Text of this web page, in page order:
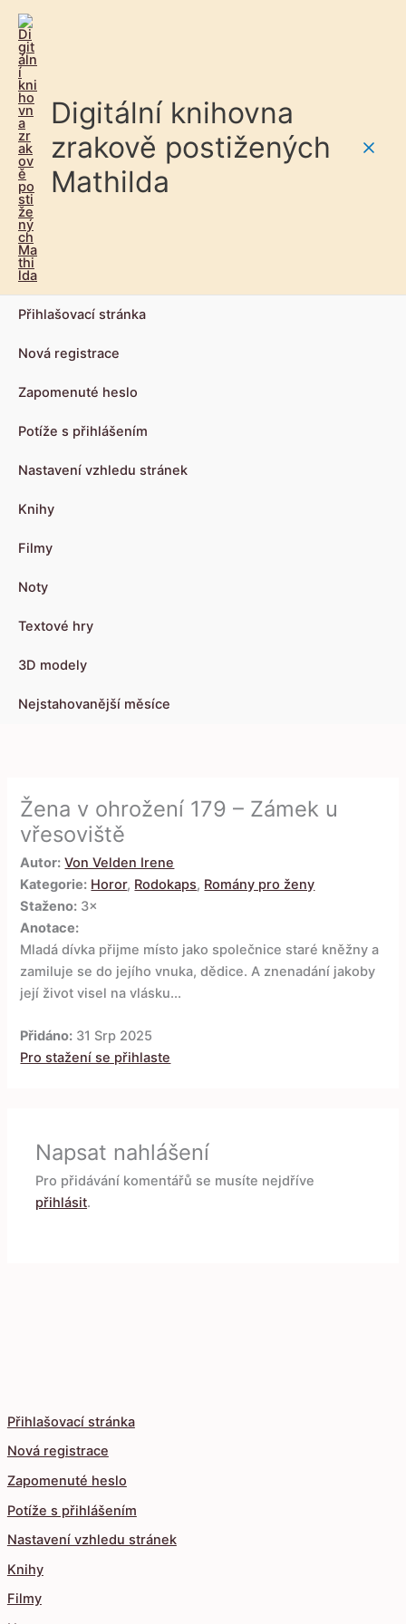
Digitální knihovna
zrakově postižených
Mathilda
Přihlašovací stránka
Nová registrace
Zapomenuté heslo
Potíže s přihlášením
Nastavení vzhledu stránek
Knihy
Filmy
Noty
Textové hry
3D modely
Nejstahovanější měsíce
Přihlašovací stránka
Nová registrace
Zapomenuté heslo
Potíže s přihlášením
Nastavení vzhledu stránek
Knihy
Filmy
Žena v ohrožení 179 – Zámek u
vřesoviště
Autor: Von Velden Irene
Kategorie: Horor, Rodokaps, Romány pro ženy
Staženo: 3×
Anotace:
Mladá dívka přijme místo jako společnice staré kněžny a
zamiluje se do jejího vnuka, dědice. A znenadání jakoby
její život visel na vlásku...
Přidáno: 31 Srp 2025
Pro stažení se přihlaste
Napsat nahlášení
Pro přidávání komentářů se musíte nejdříve
přihlásit.